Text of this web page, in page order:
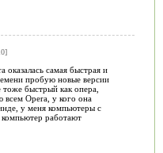
оказалась самая быстрая и
пробую новые версии
быстрый как опера,
всем Opera, у кого она
у меня компьютеры с
работают